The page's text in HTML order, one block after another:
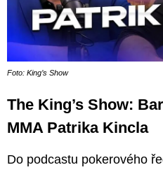
Foto: King’s Show
The King’s Show:
MMA Patrika Kincla
Do podcastu pokerového